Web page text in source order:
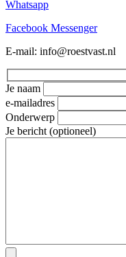
Whatsapp
Facebook Messenger
E-mail: info@roestvast.nl
Je naam
e-mailadres
Onderwerp
Je bericht (optioneel)